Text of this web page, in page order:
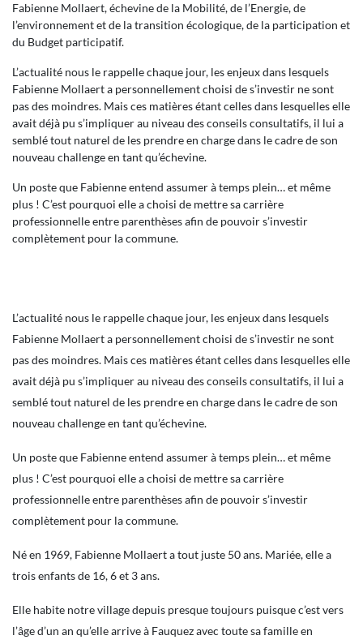
Fabienne Mollaert, échevine de la Mobilité, de l’Energie, de
l’environnement et de la transition écologique, de la participation et
du Budget participatif.
L’actualité nous le rappelle chaque jour, les enjeux dans lesquels
Fabienne Mollaert a personnellement choisi de s’investir ne sont
pas des moindres. Mais ces matières étant celles dans lesquelles elle
avait déjà pu s’impliquer au niveau des conseils consultatifs, il lui a
semblé tout naturel de les prendre en charge dans le cadre de son
nouveau challenge en tant qu’échevine.
Un poste que Fabienne entend assumer à temps plein… et même
plus ! C’est pourquoi elle a choisi de mettre sa carrière
professionnelle entre parenthèses afin de pouvoir s’investir
complètement pour la commune.
L’actualité nous le rappelle chaque jour, les enjeux dans lesquels
Fabienne Mollaert a personnellement choisi de s’investir ne sont
pas des moindres. Mais ces matières étant celles dans lesquelles elle
avait déjà pu s’impliquer au niveau des conseils consultatifs, il lui a
semblé tout naturel de les prendre en charge dans le cadre de son
nouveau challenge en tant qu’échevine.
Un poste que Fabienne entend assumer à temps plein… et même
plus ! C’est pourquoi elle a choisi de mettre sa carrière
professionnelle entre parenthèses afin de pouvoir s’investir
complètement pour la commune.
Né en 1969, Fabienne Mollaert a tout juste 50 ans. Mariée, elle a
trois enfants de 16, 6 et 3 ans.
Elle habite notre village depuis presque toujours puisque c’est vers
l’âge d’un an qu’elle arrive à Fauquez avec toute sa famille en